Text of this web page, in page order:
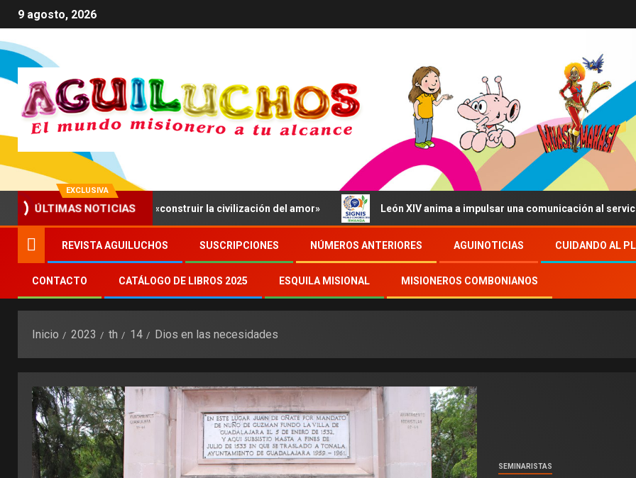
9 agosto, 2026
EXCLUSIVA
ÚLTIMAS NOTICIAS
a los jóvenes a «construir la civilización del amor» León XIV anima a impulsar una comunicación al servicio del bien
REVISTA AGUILUCHOS SUSCRIPCIONES NÚMEROS ANTERIORES AGUINOTICIAS CUIDANDO AL
CONTACTO CATÁLOGO DE LIBROS 2025 ESQUILA MISIONAL MISIONEROS COMBONIANOS
Inicio 2023 th 14 Dios en las necesidades
SEMINARISTAS